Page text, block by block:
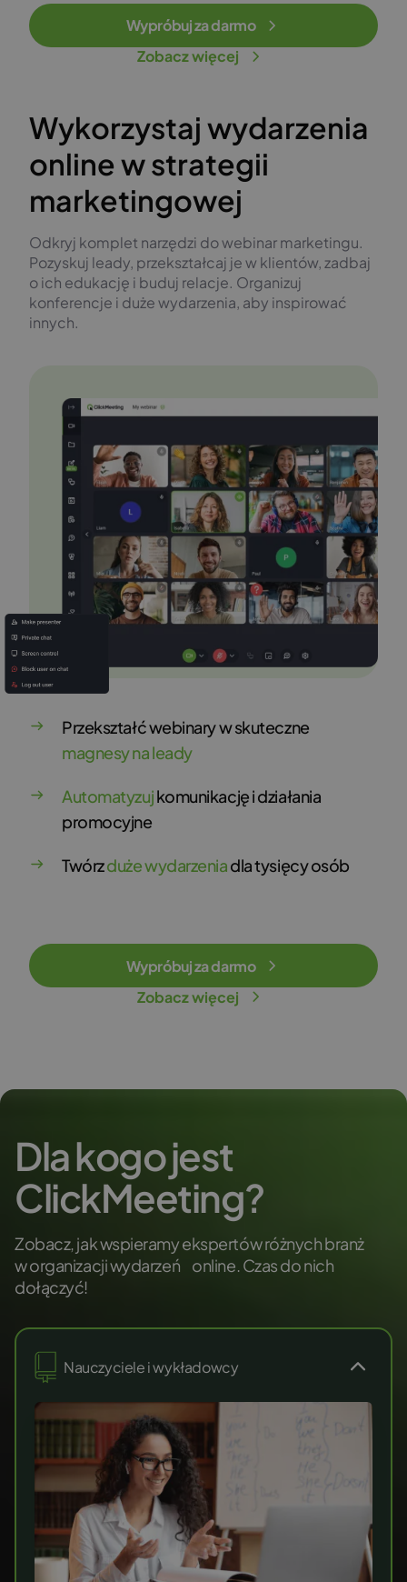
Wypróbuj za darmo
Zobacz więcej
Wykorzystaj wydarzenia
online w strategii
marketingowej
Odkryj komplet narzędzi do webinar marketingu.
Pozyskuj leady, przekształcaj je w klientów, zadbaj
o ich edukację i buduj relacje. Organizuj
konferencje i duże wydarzenia, aby inspirować
innych.
Przekształć webinary w skuteczne
magnesy na leady
Automatyzujkomunikację i działania
promocyjne
Twórzduże wydarzeniadla tysięcy osób
Wypróbuj za darmo
Zobacz więcej
Dla kogo jest
ClickMeeting?
Zobacz, jak wspieramy ekspertów różnych branż
w organizacji wydarzeń online. Czas do nich
dołączyć!
Nauczyciele i wykładowcy